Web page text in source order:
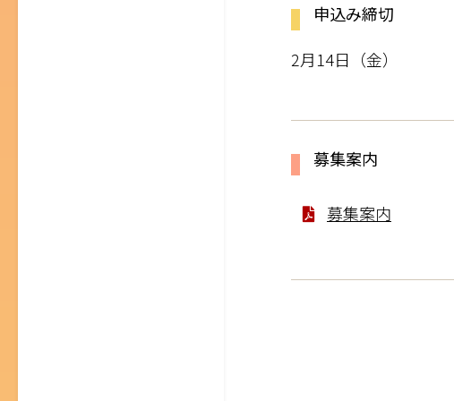
申込み締切
2月14日（金）
募集案内
募集案内